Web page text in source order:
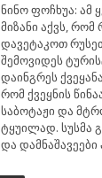
ნინო ფოჩხუა: ამ
მიზანი აქვს,
დავეტაკოთ
შემოვიდეს
დაინგრეს
რომ ქვეყნის
საბოტაჟი და
ტყუილად. სუსმა
და დამნაშავეები